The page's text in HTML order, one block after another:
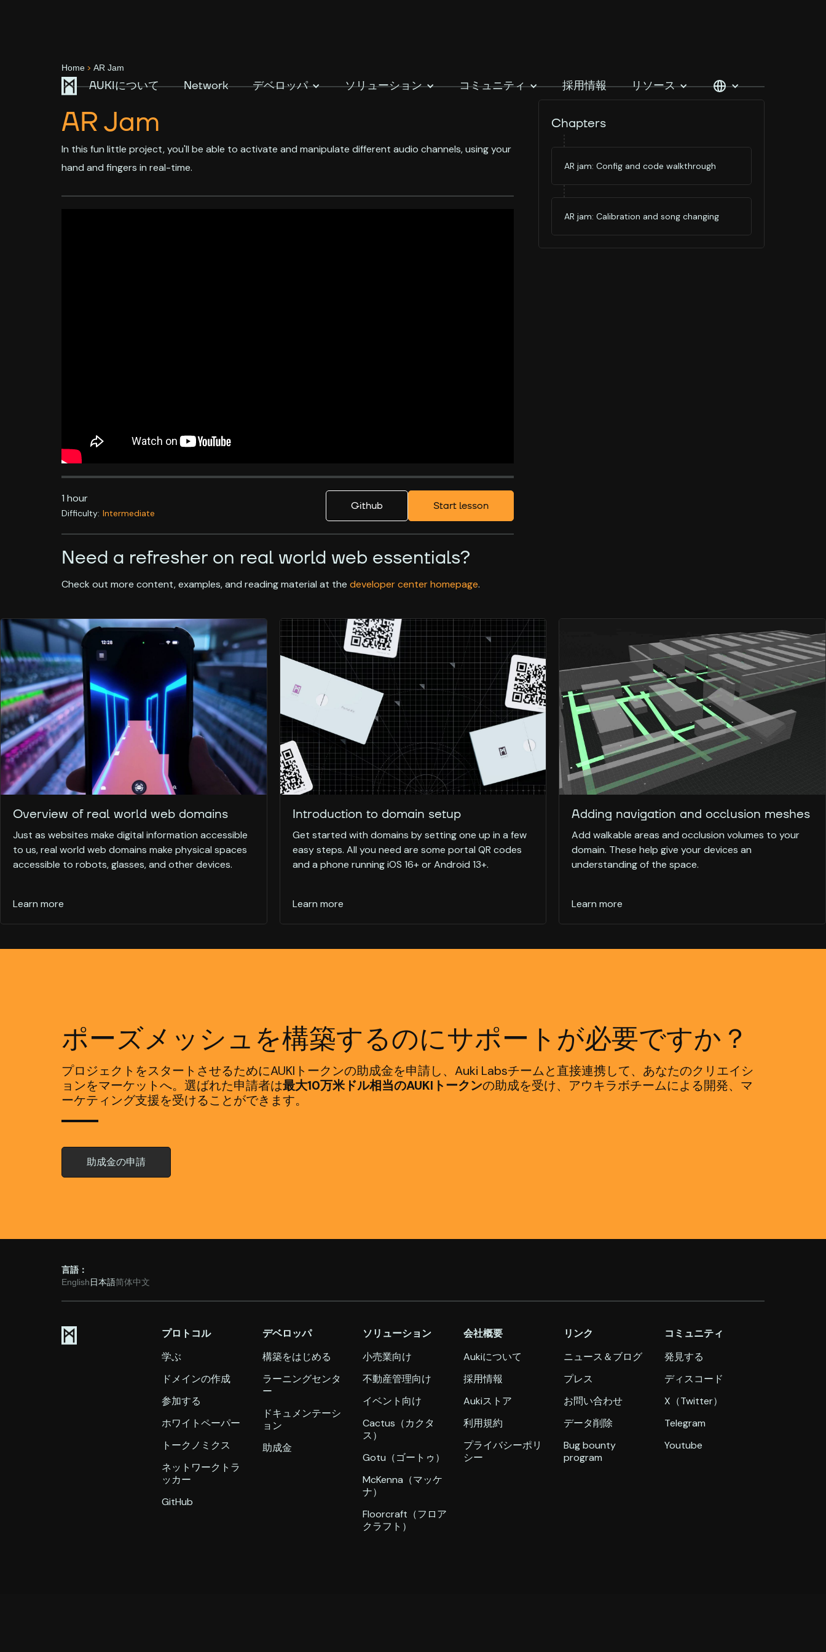
AUKIについて Network デベロッパ ソリューション コミュニティ 採用情報 リソース
Home > AR Jam
AR Jam
In this fun little project, you'll be able to activate and manipulate different audio channels, using your
hand and fingers in real-time.
1 hour
Difficulty: Intermediate
Github Start lesson
Chapters
AR jam: Config and code walkthrough
AR jam: Calibration and song changing
Need a refresher on real world web essentials?
Check out more content, examples, and reading material at the developer center homepage.
Overview of real world web domains
Just as websites make digital information accessible
to us, real world web domains make physical spaces
accessible to robots, glasses, and other devices.
Learn more
Introduction to domain setup
Get started with domains by setting one up in a few
easy steps. All you need are some portal QR codes
and a phone running iOS 16+ or Android 13+.
Learn more
Adding navigation and occlusion meshes
Add walkable areas and occlusion volumes to your
domain. These help give your devices an
understanding of the space.
Learn more
ポーズメッシュを構築するのにサポートが必要ですか？
プロジェクトをスタートさせるためにAUKIトークンの助成金を申請し、Auki Labsチームと直接連携して、あなたのクリエイシ
ョンをマーケットへ。選ばれた申請者は最大10万米ドル相当のAUKIトークンの助成を受け、アウキラボチームによる開発、マ
ーケティング支援を受けることができます。
助成金の申請
言語：
English日本語简体中文
プロトコル
学ぶ
ドメインの作成
参加する
ホワイトペーパー
トークノミクス
ネットワークトラ
ッカー
GitHub
デベロッパ
構築をはじめる
ラーニングセンタ
ー
ドキュメンテーシ
ョン
助成金
ソリューション
小売業向け
不動産管理向け
イベント向け
Cactus（カクタ
ス）
Gotu（ゴートゥ）
McKenna（マッケ
ナ）
Floorcraft（フロア
クラフト）
会社概要
Aukiについて
採用情報
Aukiストア
利用規約
プライバシーポリ
シー
リンク
ニュース＆ブログ
プレス
お問い合わせ
データ削除
Bug bounty
program
コミュニティ
発見する
ディスコード
X（Twitter）
Telegram
Youtube